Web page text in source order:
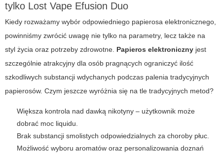
tylko Lost Vape Efusion Duo
Kiedy rozważamy wybór odpowiedniego papierosa elektronicznego,
powinniśmy zwrócić uwagę nie tylko na parametry, lecz także na
styl życia oraz potrzeby zdrowotne. Papieros elektroniczny jest
szczególnie atrakcyjny dla osób pragnących ograniczyć ilość
szkodliwych substancji wdychanych podczas palenia tradycyjnych
papierosów. Czym jeszcze wyróżnia się na tle tradycyjnych metod?
Większa kontrola nad dawką nikotyny – użytkownik może
dobrać moc liquidu.
Brak substancji smolistych odpowiedzialnych za choroby płuc.
Możliwość wyboru aromatów oraz personalizowania doznań